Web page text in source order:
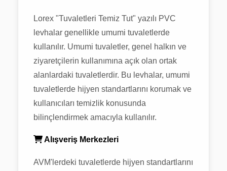
Lorex "Tuvaletleri Temiz Tut" yazılı PVC
levhalar genellikle umumi tuvaletlerde
kullanılır. Umumi tuvaletler, genel halkın ve
ziyaretçilerin kullanımına açık olan ortak
alanlardaki tuvaletlerdir. Bu levhalar, umumi
tuvaletlerde hijyen standartlarını korumak ve
kullanıcıları temizlik konusunda
bilinçlendirmek amacıyla kullanılır.
Alışveriş Merkezleri
AVM'lerdeki tuvaletlerde hijyen standartlarını